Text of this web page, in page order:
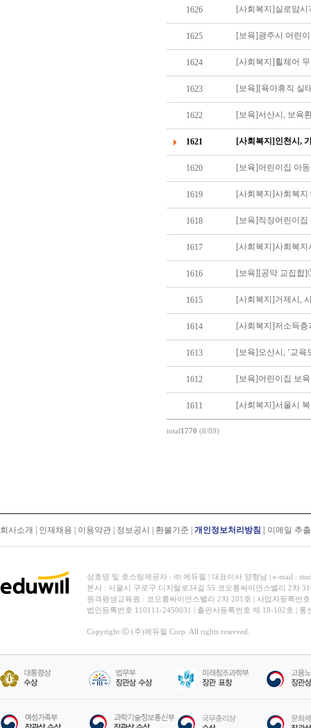
1626 [사회복지]실로암
1625 [보육]광주시 어린
1624 [사회복지]휠체어
1623 [보육][육아휴직 실
1622 [보육]서산시, 보육
1621 [사회복지]인천시,
1620 [보육]어린이집 아
1619 [사회복지]사회복지
1618 [보육]직장어린이집
1617 [사회복지]사회복지
1616
1615 [사회복지]거제시,
1614 [사회복지]저소득
1613 [보육]오산시, ‘교육
1612 [보육]어린이집 보
1611 [사회복지]서울시
total1770 (8/89)
회사소개 인재채용 이용약관 정보공시 환불기준 개인정보처리방침 이메일 추
상호명 및 호스팅제공자 : ㈜ 에듀윌 | 대표이사 양형남 | e-mail :
본사 : 서울시 구로구 디지털로34길 55 코오롱싸이언스밸리 2차
원격평생교육원 : 코오롱싸이언스밸리 2차 201호 | 사업자등록번
법인등록번호 110111-2450031 | 출판사등록번호 제 18-102호 |
Copyright ⓒ (주)에듀윌 Corp. All rights reserved.